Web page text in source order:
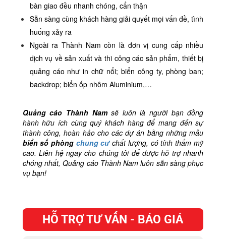
bàn giao đều nhanh chóng, cẩn thận
Sẵn sàng cùng khách hàng giải quyết mọi vấn đề, tình
huống xảy ra
Ngoài ra Thành Nam còn là đơn vị cung cấp nhiều
dịch vụ về sản xuất và thi công các sản phẩm, thiết bị
quảng cáo như in chữ nổi; biển công ty, phòng ban;
backdrop; biển ốp nhôm Aluminium,…
Quảng cáo Thành Namsẽ luôn là người bạn đồng
hành hữu ích cùng quý khách hàng để mang đến sự
thành công, hoàn hảo cho các dự án bằng những mẫu
biển số phòng chung cưchất lượng, có tính thẩm mỹ
cao. Liên hệ ngay cho chúng tôi để được hỗ trợ nhanh
chóng nhất, Quảng cáo Thành Nam luôn sẵn sàng phục
vụ bạn!
HỖ TRỢ TƯ VẤN - BÁO GIÁ